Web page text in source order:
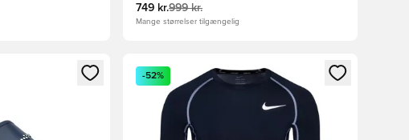
749 kr.999 kr.
Mange størrelser tilgængelig
logge ind eller tilmelde dig som medlemÅbner en Modal til at logge ind eller tilmelde dig
-52%